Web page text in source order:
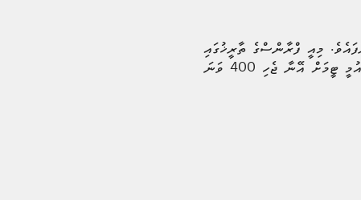
ޖެހި ދެ ގޯލާއެކު، އޭނާގެ ބައިނަލްއަޤްވާމީ ގޯލުގެ އަދަދު ވަނީ 55 އަށް އަރާފައެވެ. މިއީ ފްރާންސްގެ ތާރީޚުގައި
އެންމެ ގިނަ ގޯލު ޖަހާފައިވާ އޮލިވިއޭ ޖިރޫއަށް ވުރެ ދެ ގޯލު މަދު އަދަދެކެވެ. އަދި އެމްބާޕޭގެ ދެ ވަނަ ގޯލަކީ ކްލަބާއި ގައުމީ ޓީމަށް އޭނާ ޖެހި 400 ވަނަ